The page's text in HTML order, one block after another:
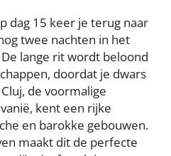
dag 15 keer je terug naar
twee nachten in het
lange rit wordt beloond
doordat je dwars
de voormalige
kent een rijke
en barokke gebouwen.
maakt dit de perfecte